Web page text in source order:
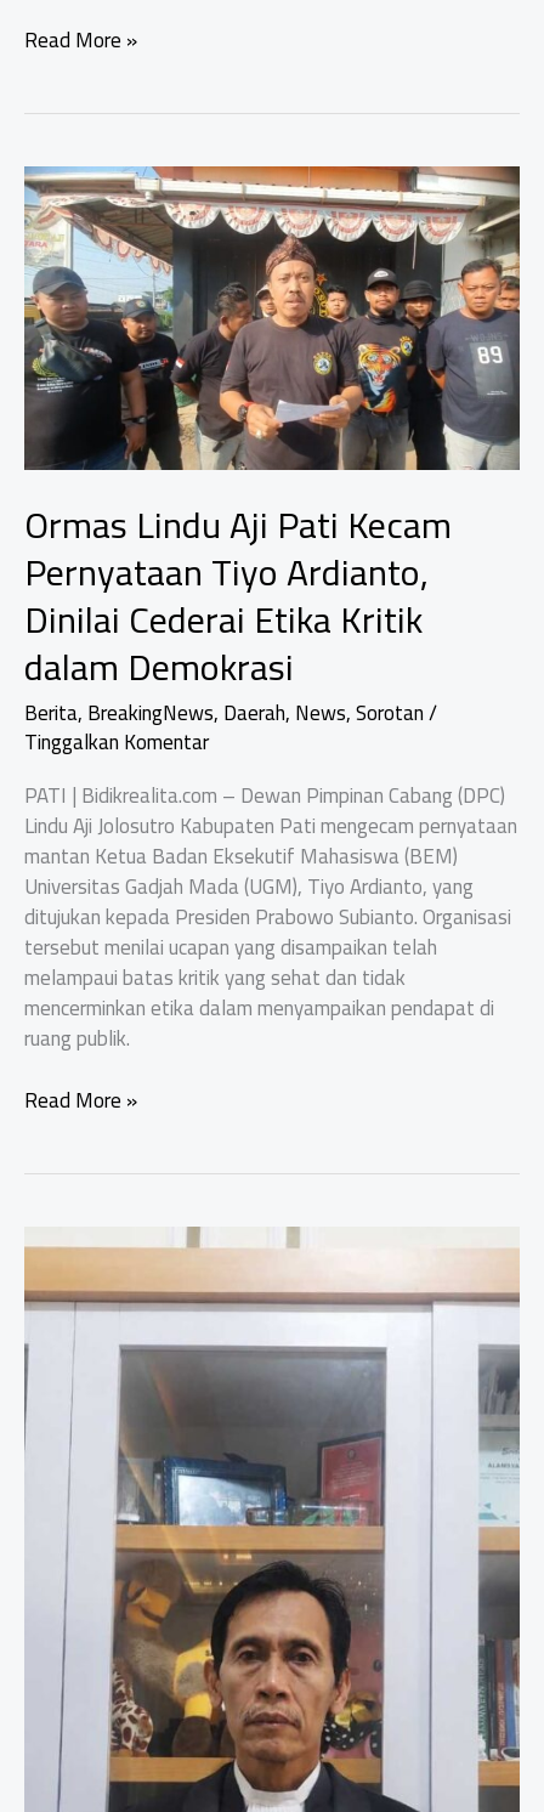
Pasang
Cegah
Sengketa
Tanah
dengan
Tetangga
Read More »
Ormas Lindu Aji Pati Kecam
Pernyataan Tiyo Ardianto,
Dinilai Cederai Etika Kritik
dalam Demokrasi
Berita,BreakingNews,Daerah,News,Sorotan/
Tinggalkan Komentar
PATI | Bidikrealita.com – Dewan Pimpinan Cabang (DPC)
Lindu Aji Jolosutro Kabupaten Pati mengecam pernyataan
mantan Ketua Badan Eksekutif Mahasiswa (BEM)
Universitas Gadjah Mada (UGM), Tiyo Ardianto, yang
ditujukan kepada Presiden Prabowo Subianto. Organisasi
tersebut menilai ucapan yang disampaikan telah
melampaui batas kritik yang sehat dan tidak
mencerminkan etika dalam menyampaikan pendapat di
ruang publik.
Ormas
Pernyataan
Tiyo
Ardianto,
Dinilai
Cederai
Etika
Kritik
dalam
Demokrasi
Read More »